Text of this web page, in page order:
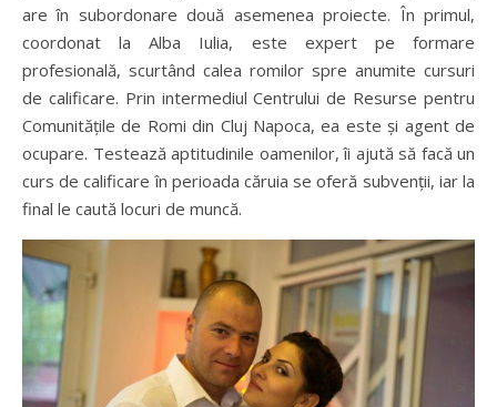
are în subordonare două asemenea proiecte. În primul,
coordonat la Alba Iulia, este expert pe formare
profesională, scurtând calea romilor spre anumite cursuri
de calificare. Prin intermediul Centrului de Resurse pentru
Comunitățile de Romi din Cluj Napoca, ea este și agent de
ocupare. Testează aptitudinile oamenilor, îi ajută să facă un
curs de calificare în perioada căruia se oferă subvenții, iar la
final le caută locuri de muncă.